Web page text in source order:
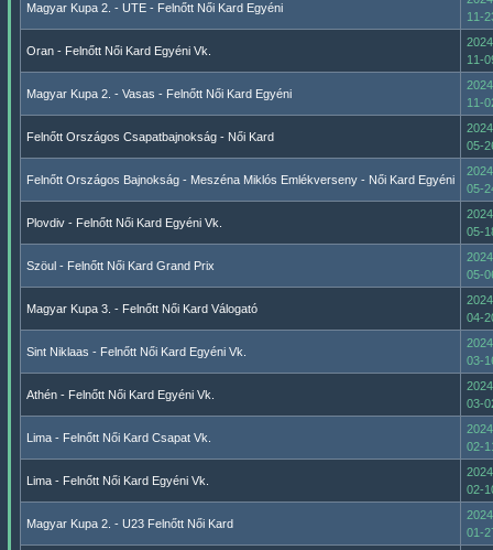
Magyar Kupa 2. - UTE - Felnőtt Női Kard Egyéni
11-
Oran - Felnőtt Női Kard Egyéni Vk.
11-
Magyar Kupa 2. - Vasas - Felnőtt Női Kard Egyéni
11-
Felnőtt Országos Csapatbajnokság - Női Kard
05-
Felnőtt Országos Bajnokság - Meszéna Miklós Emlékverseny - Női Kard Egyéni
05-
Plovdiv - Felnőtt Női Kard Egyéni Vk.
05-
Szöul - Felnőtt Női Kard Grand Prix
05-
Magyar Kupa 3. - Felnőtt Női Kard Válogató
04-
Sint Niklaas - Felnőtt Női Kard Egyéni Vk.
03-
Athén - Felnőtt Női Kard Egyéni Vk.
03-
Lima - Felnőtt Női Kard Csapat Vk.
02-
Lima - Felnőtt Női Kard Egyéni Vk.
02-
Magyar Kupa 2. - U23 Felnőtt Női Kard
01-